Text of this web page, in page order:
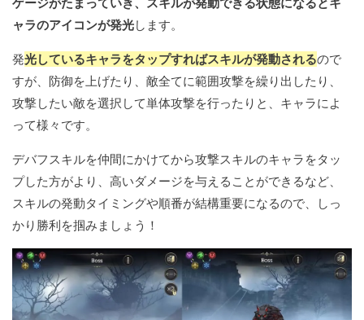
ャラのアイコンが発光します。
発光しているキャラをタップすればスキルが発動されるので
すが、防御を上げたり、敵全てに範囲攻撃を繰り出したり、
攻撃したい敵を選択して単体攻撃を行ったりと、キャラによ
って様々です。
デバフスキルを仲間にかけてから攻撃スキルのキャラをタッ
プした方がより、高いダメージを与えることができるなど、
スキルの発動タイミングや順番が結構重要になるので、しっ
かり勝利を掴みましょう！